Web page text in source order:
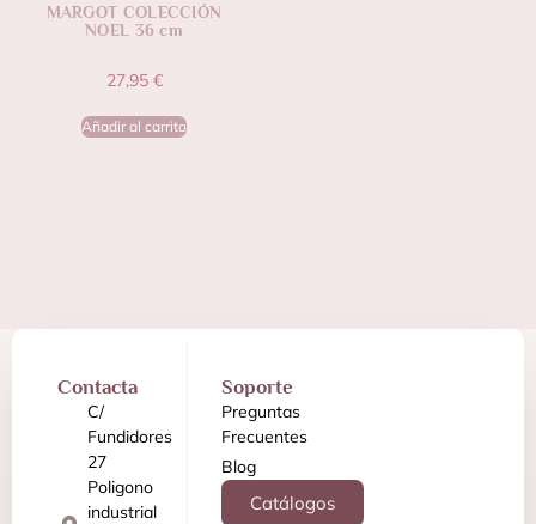
MARGOT COLECCIÓN
NOEL 36 cm
27,95 €
Añadir al carrito
Contacta
C/
Fundidores
27
Poligono
industrial
Soporte
Preguntas
Frecuentes
Blog
Catálogos